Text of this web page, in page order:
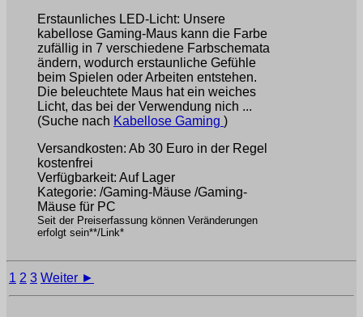
Erstaunliches LED-Licht: Unsere
kabellose Gaming-Maus kann die Farbe
zufällig in 7 verschiedene Farbschemata
ändern, wodurch erstaunliche Gefühle
beim Spielen oder Arbeiten entstehen.
Die beleuchtete Maus hat ein weiches
Licht, das bei der Verwendung nich ...
(Suche nach Kabellose Gaming )
Versandkosten: Ab 30 Euro in der Regel
kostenfrei
Verfügbarkeit: Auf Lager
Kategorie: /Gaming-Mäuse /Gaming-
Mäuse für PC
Seit der Preiserfassung können Veränderungen
erfolgt sein**/Link*
1 2 3 Weiter ►